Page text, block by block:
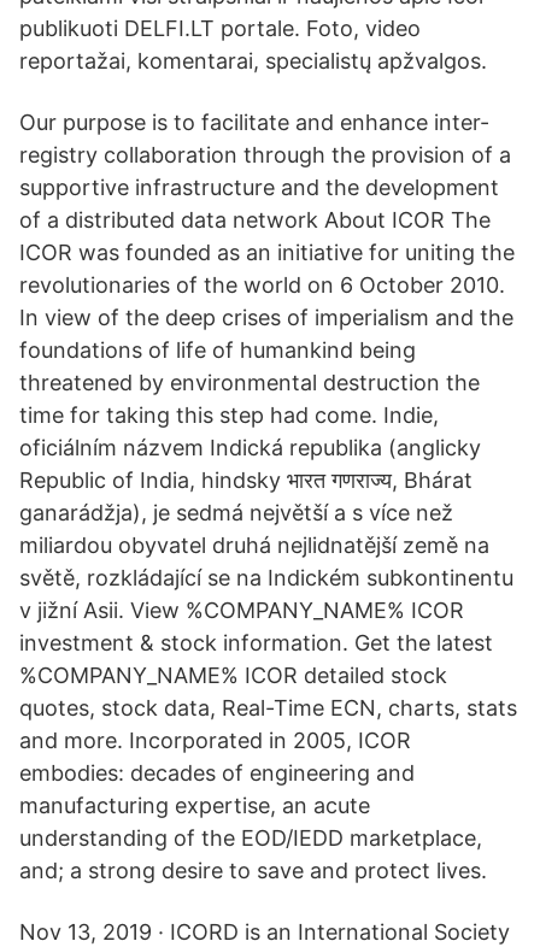
publikuoti DELFI.LT portale. Foto, video
reportažai, komentarai, specialistų apžvalgos.
Our purpose is to facilitate and enhance inter-
registry collaboration through the provision of a
supportive infrastructure and the development
of a distributed data network About ICOR The
ICOR was founded as an initiative for uniting the
revolutionaries of the world on 6 October 2010.
In view of the deep crises of imperialism and the
foundations of life of humankind being
threatened by environmental destruction the
time for taking this step had come. Indie,
oficiálním názvem Indická republika (anglicky
Republic of India, hindsky भारत गणराज्य, Bhárat
ganarádžja), je sedmá největší a s více než
miliardou obyvatel druhá nejlidnatější země na
světě, rozkládající se na Indickém subkontinentu
v jižní Asii. View %COMPANY_NAME% ICOR
investment & stock information. Get the latest
%COMPANY_NAME% ICOR detailed stock
quotes, stock data, Real-Time ECN, charts, stats
and more. Incorporated in 2005, ICOR
embodies: decades of engineering and
manufacturing expertise, an acute
understanding of the EOD/IEDD marketplace,
and; a strong desire to save and protect lives.
Nov 13, 2019 · ICORD is an International Society